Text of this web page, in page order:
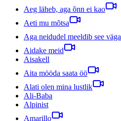
Aeg läheb, aga õnn ei kao
Aeti mu mõtsa
Aga neidudel meeldib see väga
Aidake meid
Aisakell
Aita mööda saata öö
Alati olen mina lustlik
Ali-Baba
Alpinist
Amarillo